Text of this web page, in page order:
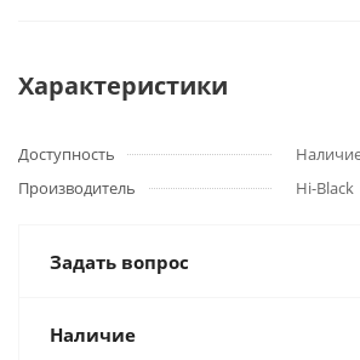
Характеристики
Доступность
Производитель
Hi-Black
Задать вопрос
Наличие